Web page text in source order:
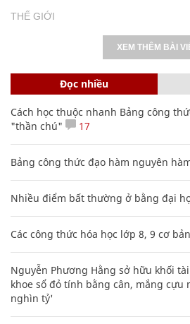
THẾ GIỚI
XEM THÊM BÀI
Đọc nhiều
Cách học thuộc nhanh Bảng công
"thần chú"
17
Bảng công thức đạo hàm nguyên
Nhiều điểm bất thường ở bằng đại
Các công thức hóa học lớp 8, 9 cơ
Nguyễn Phương Hằng sở hữu khối
khoe sổ đỏ tính bằng cân, mắng cựu
nghìn tỷ'